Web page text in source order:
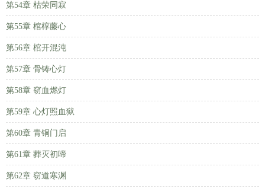
第54章 枯荣同寂
第55章 棺椁藤心
第56章 棺开混沌
第57章 骨铸心灯
第58章 窃血燃灯
第59章 心灯照血狱
第60章 青铜门启
第61章 葬灭初啼
第62章 窃道寒渊